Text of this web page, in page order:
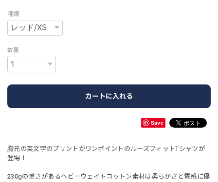
種類
数量
カートに入れる
Save
胸元の英文字のプリントがワンポイントのルーズフィットTシャツが
登場！
230gの重さがあるヘビーウェイトコットン素材は柔らかさと質感に優